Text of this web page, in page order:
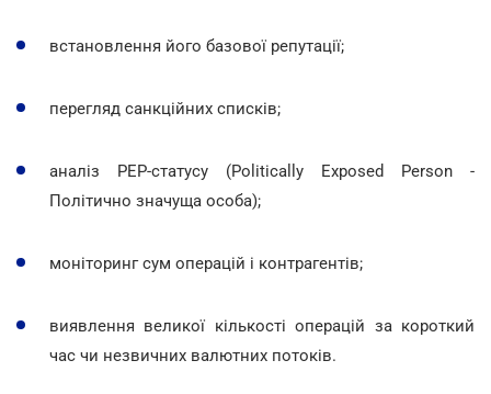
встановлення його базової репутації;
перегляд санкційних списків;
аналіз PEP-статусу (Politically Exposed Person -
Політично значуща особа);
моніторинг сум операцій і контрагентів;
виявлення великої кількості операцій за короткий
час чи незвичних валютних потоків.